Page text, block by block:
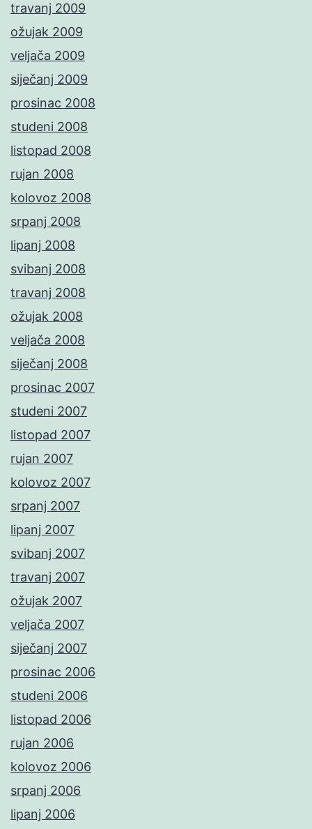
travanj 2009
ožujak 2009
veljača 2009
siječanj 2009
prosinac 2008
studeni 2008
listopad 2008
rujan 2008
kolovoz 2008
srpanj 2008
lipanj 2008
svibanj 2008
travanj 2008
ožujak 2008
veljača 2008
siječanj 2008
prosinac 2007
studeni 2007
listopad 2007
rujan 2007
kolovoz 2007
srpanj 2007
lipanj 2007
svibanj 2007
travanj 2007
ožujak 2007
veljača 2007
siječanj 2007
prosinac 2006
studeni 2006
listopad 2006
rujan 2006
kolovoz 2006
srpanj 2006
lipanj 2006